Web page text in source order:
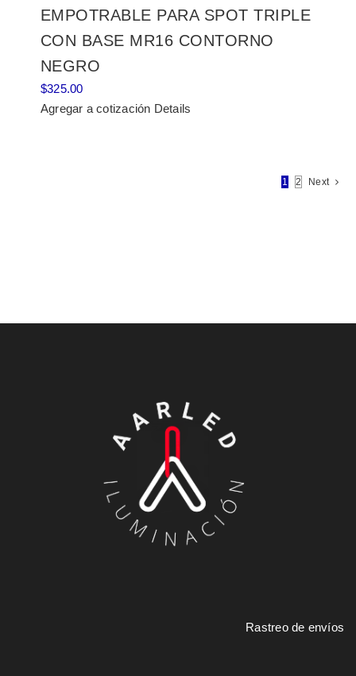
EMPOTRABLE PARA SPOT TRIPLE
CON BASE MR16 CONTORNO
NEGRO
$325.00
Agregar a cotización Details
1 2 Next
Rastreo de envíos